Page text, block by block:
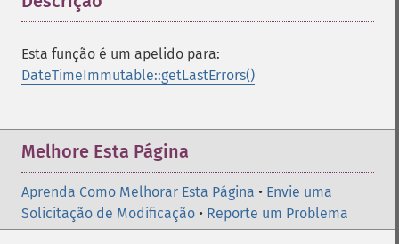
Esta função é um apelido para:
DateTimeImmutable::getLastErrors()
Melhore Esta Página
Aprenda Como Melhorar Esta Página • Envie uma
Solicitação de Modificação • Reporte um Problema